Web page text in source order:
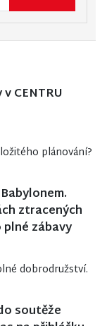
CENTRU
plánování?
ztracených
zábavy
dobrodružství.
soutěže